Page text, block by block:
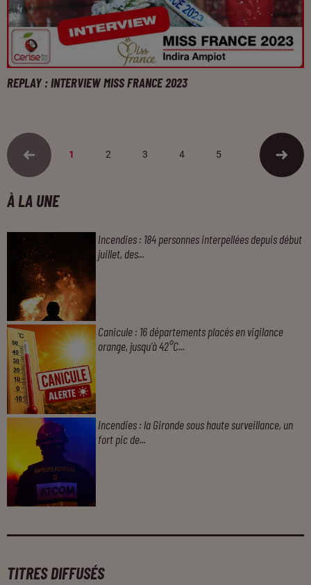
REPLAY : INTERVIEW MISS FRANCE 2023
1 2 3 4 5
À LA UNE
Incendies : 184 personnes interpellées depuis début
juillet, des...
Canicule : 16 départements placés en vigilance
orange, jusqu'à 42°C...
Incendies : la Gironde sous haute surveillance, un
fort pic de...
TITRES DIFFUSÉS